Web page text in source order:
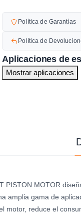
Política de Garantías
Política de
Aplicaciones de
Mostrar aplicaciones
PISTON MOTOR
amplia gama de
motor, reduce el